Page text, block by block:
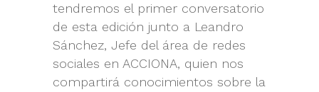
tendremos el primer conversatorio
de esta edición junto a Leandro
Sánchez, Jefe del área de redes
sociales en ACCIONA, quien nos
compartirá conocimientos sobre la